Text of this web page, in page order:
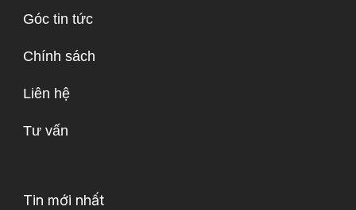
Góc tin tức
Chính sách
Liên hệ
Tư vấn
Tin mới nhất